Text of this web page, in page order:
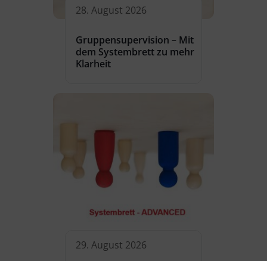
28. August 2026
Gruppensupervision – Mit
dem Systembrett zu mehr
Klarheit
29. August 2026